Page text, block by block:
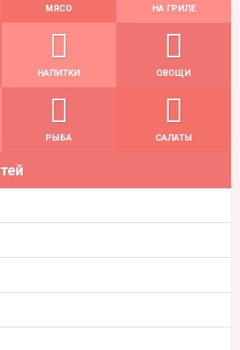
МЯСО НА ГРИЛЕ
НАПИТКИ ОВОЩИ
РЫБА САЛАТЫ